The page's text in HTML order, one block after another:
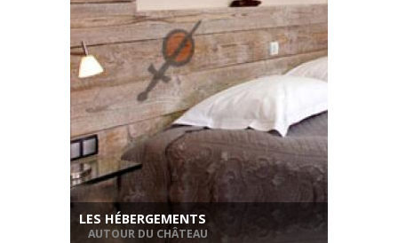
LES HÉBERGEMENTS
AUTOUR DU CHÂTEAU